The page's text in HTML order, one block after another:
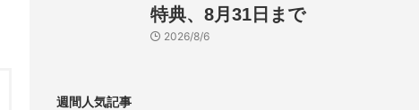
特典、8月31日まで
2026/8/6
週間人気記事